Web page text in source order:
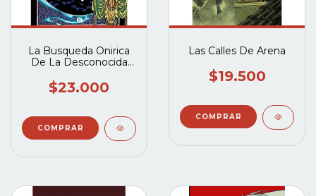
La Busqueda Onirica
De La Desconocida
$23.000
Las Calles De Arena
$19.500